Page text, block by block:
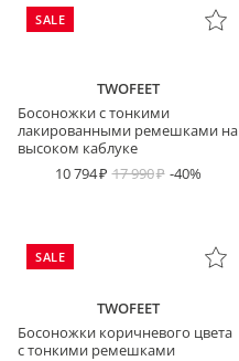
SALE
TWOFEET
Босоножки с тонкими
лакированными ремешками на
высоком каблуке
10 794
17 990 -40%
SALE
TWOFEET
Босоножки коричневого цвета
с тонкими ремешками